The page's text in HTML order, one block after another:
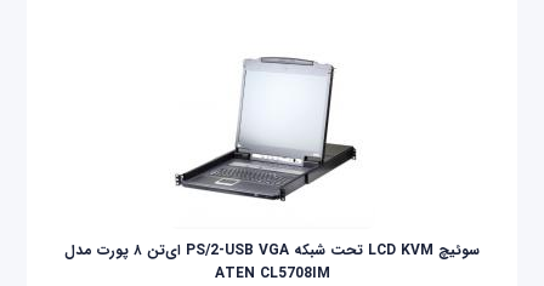
سوئيچ LCD KVM تحت شبکه PS/2-USB VGA ای‌تن ۸ پورت مدل
ATEN CL5708IM